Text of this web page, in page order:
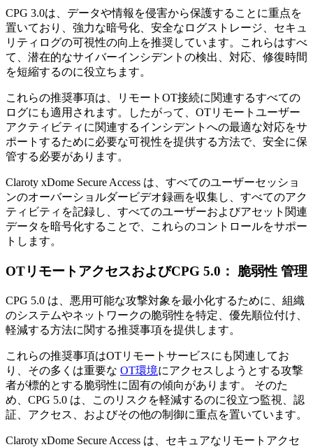
CPG 3.0は、データや情報を侵害から保護することに重点を
置いており、強力な暗号化、安全なログストレージ、セキュ
リティログの可視性の向上を推奨しています。これらはすべ
て、潜在的なサイバーインシデントの検出、対応、修復時間
を短縮するのに役立ちます。
これらの推奨事項は、リモートOT接続に関連するすべての
ログにも適用されます。したがって、OTリモートユーザー
アクティビティに関連するインシデントへの最適な対応をサ
ポートするために必要な可視性を提供する方法で、安全に保
管する必要があります。
Claroty xDome Secure Access は、すべてのユーザーセッショ
ンのオーバーショルダービデオ録画を収集し、すべてのアク
ティビティを記録し、すべてのユーザーおよびアセット関連
データを暗号化することで、これらのコントロールをサポー
トします。
OTリモートアクセスおよびCPG 5.0： 脆弱性 管理
CPG 5.0 は、悪用可能な攻撃対象を最小化するために、組織
のシステムやネットワークの脆弱性を特定、優先順位付け、
軽減する方法に関する推奨事項を提供します。
これらの推奨事項はOTリモートサービスにも関連してお
り、その多くは重要な OT環境にアクセスしようとする攻撃
者が標的とする脆弱性に固有の傾向があります。 そのた
め、CPG 5.0 は、このリスクを軽減するのに役立つ監視、認
証、アクセス、およびその他の制御に重点を置いています。
Claroty xDome Secure Access は、セキュアなリモートアクセ